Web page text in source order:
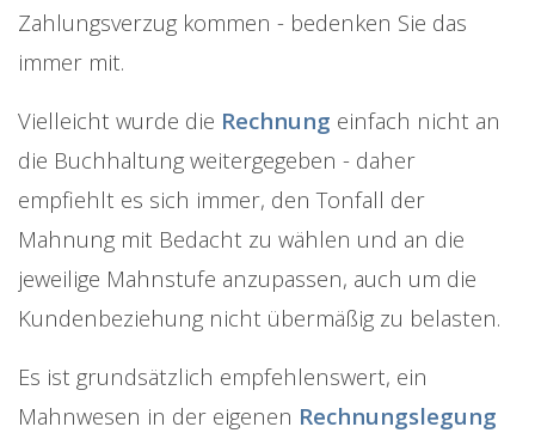
Zahlungsverzug kommen - bedenken Sie das
immer mit.
Vielleicht wurde die Rechnung einfach nicht an
die Buchhaltung weitergegeben - daher
empfiehlt es sich immer, den Tonfall der
Mahnung mit Bedacht zu wählen und an die
jeweilige Mahnstufe anzupassen, auch um die
Kundenbeziehung nicht übermäßig zu belasten.
Es ist grundsätzlich empfehlenswert, ein
Mahnwesen in der eigenen Rechnungslegung